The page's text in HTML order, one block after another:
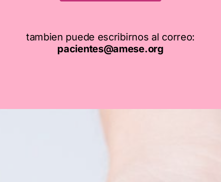
tambien puede escribirnos al correo:
pacientes@amese.org